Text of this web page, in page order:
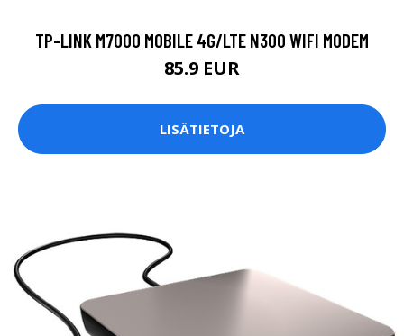
TP-LINK M7000 MOBILE 4G/LTE N300 WIFI MODEM
85.9 EUR
LISÄTIETOJA